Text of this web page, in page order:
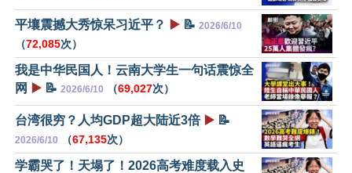
平壤震撼大秀惊呆习近平？ ▶️ 📝 2026/6/10
（72,085次）
我是中华民国人！云南大学生一句话震惊全
网
▶️ 📝 2026/6/10 （69,027次）
台湾很穷？人均GDP超大陆近3倍 ▶️ 📝
2026/6/10 （67,135次）
学霸哭了！天塌了！2026高考难度载入史